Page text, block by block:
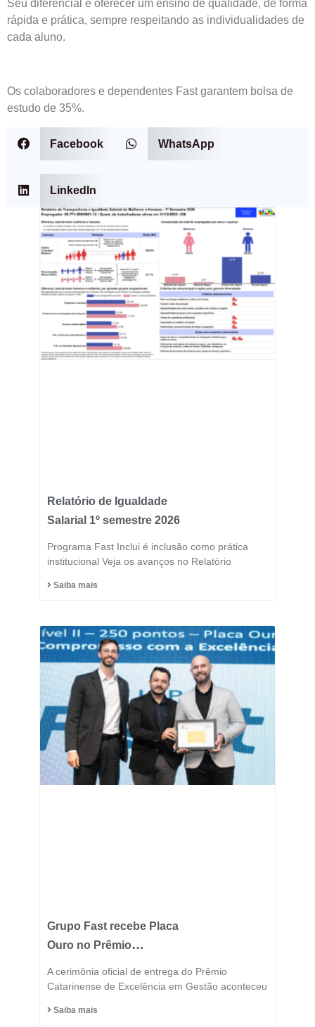
Seu diferencial é oferecer um ensino de qualidade, de forma
rápida e prática, sempre respeitando as individualidades de
cada aluno.
Os colaboradores e dependentes Fast garantem bolsa de
estudo de 35%.
Facebook WhatsApp
LinkedIn
Relatório de Igualdade
Salarial 1º semestre 2026
Programa Fast Inclui é inclusão como prática
institucional Veja os avanços no Relatório
Saiba mais
Grupo Fast recebe Placa
Ouro no Prêmio
Excelência 2025 e
A cerimônia oficial de entrega do Prêmio
Catarinense de Excelência em Gestão aconteceu
Saiba mais